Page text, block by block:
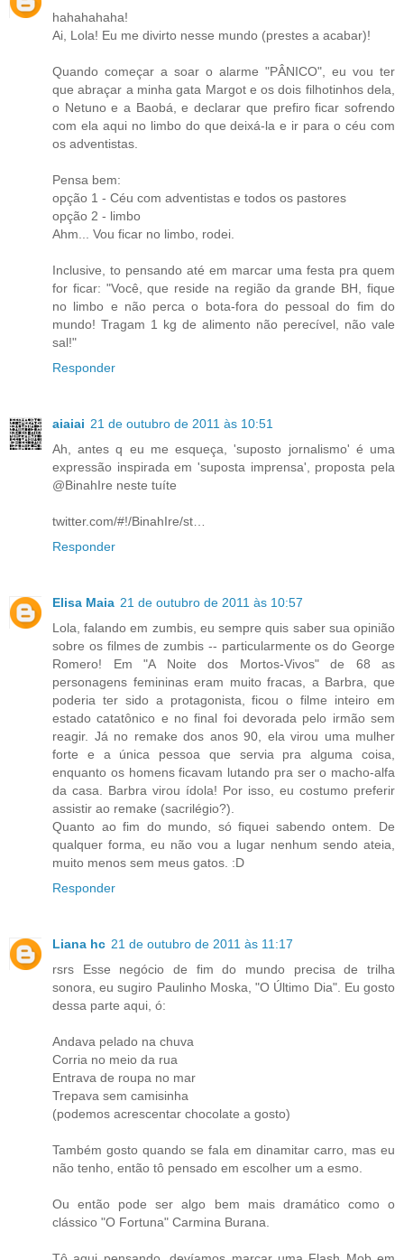
hahahahaha!
Ai, Lola! Eu me divirto nesse mundo (prestes a acabar)!
Quando começar a soar o alarme "PÂNICO", eu vou ter
que abraçar a minha gata Margot e os dois filhotinhos dela,
o Netuno e a Baobá, e declarar que prefiro ficar sofrendo
com ela aqui no limbo do que deixá-la e ir para o céu com
os adventistas.
Pensa bem:
opção 1 - Céu com adventistas e todos os pastores
opção 2 - limbo
Ahm... Vou ficar no limbo, rodei.
Inclusive, to pensando até em marcar uma festa pra quem
for ficar: "Você, que reside na região da grande BH, fique
no limbo e não perca o bota-fora do pessoal do fim do
mundo! Tragam 1 kg de alimento não perecível, não vale
sal!"
Responder
aiaiai 21 de outubro de 2011 às 10:51
Ah, antes q eu me esqueça, 'suposto jornalismo' é uma
expressão inspirada em 'suposta imprensa', proposta pela
@BinahIre neste tuíte
twitter.com/#!/BinahIre/st…
Responder
Elisa Maia 21 de outubro de 2011 às 10:57
Lola, falando em zumbis, eu sempre quis saber sua opinião
sobre os filmes de zumbis -- particularmente os do George
Romero! Em "A Noite dos Mortos-Vivos" de 68 as
personagens femininas eram muito fracas, a Barbra, que
poderia ter sido a protagonista, ficou o filme inteiro em
estado catatônico e no final foi devorada pelo irmão sem
reagir. Já no remake dos anos 90, ela virou uma mulher
forte e a única pessoa que servia pra alguma coisa,
enquanto os homens ficavam lutando pra ser o macho-alfa
da casa. Barbra virou ídola! Por isso, eu costumo preferir
assistir ao remake (sacrilégio?).
Quanto ao fim do mundo, só fiquei sabendo ontem. De
qualquer forma, eu não vou a lugar nenhum sendo ateia,
muito menos sem meus gatos. :D
Responder
Liana hc 21 de outubro de 2011 às 11:17
rsrs Esse negócio de fim do mundo precisa de trilha
sonora, eu sugiro Paulinho Moska, "O Último Dia". Eu gosto
dessa parte aqui, ó:
Andava pelado na chuva
Corria no meio da rua
Entrava de roupa no mar
Trepava sem camisinha
(podemos acrescentar chocolate a gosto)
Também gosto quando se fala em dinamitar carro, mas eu
não tenho, então tô pensado em escolher um a esmo.
Ou então pode ser algo bem mais dramático como o
clássico "O Fortuna" Carmina Burana.